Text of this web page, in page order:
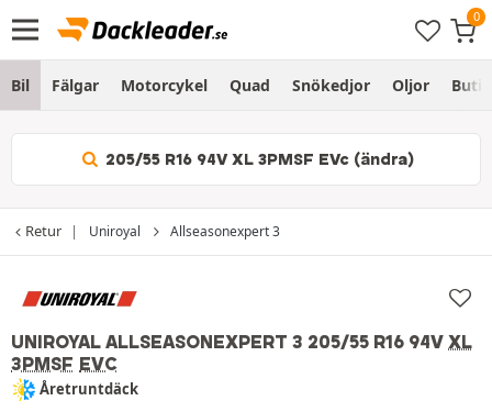
Bil Fälgar Motorcykel Quad Snökedjor Oljor Butik
205/55 R16 94V XL 3PMSF EVc (ändra)
Retur Uniroyal Allseasonexpert 3
UNIROYAL ALLSEASONEXPERT 3 205/55 R16 94V XL
3PMSF EVC
Åretruntdäck